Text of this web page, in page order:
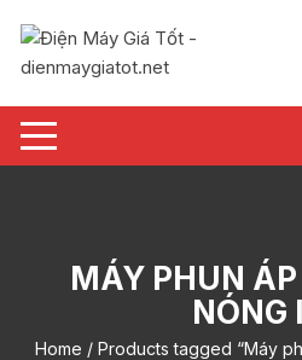
nội
MÁY PHUN
NÓNG
Home / Products tagged “Máy